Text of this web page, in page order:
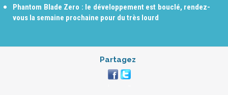
Phantom Blade Zero : le développement est bouclé, rendez-
vous la semaine prochaine pour du très lourd
Partagez